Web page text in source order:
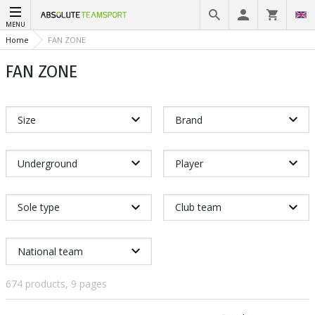
MENU
Home FAN ZONE
FAN ZONE
Size Brand
Underground Player
Sole type Club team
National team
674 products, 9 pages